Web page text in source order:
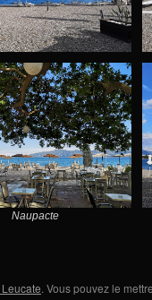
Naupacte
. Vous pouvez le